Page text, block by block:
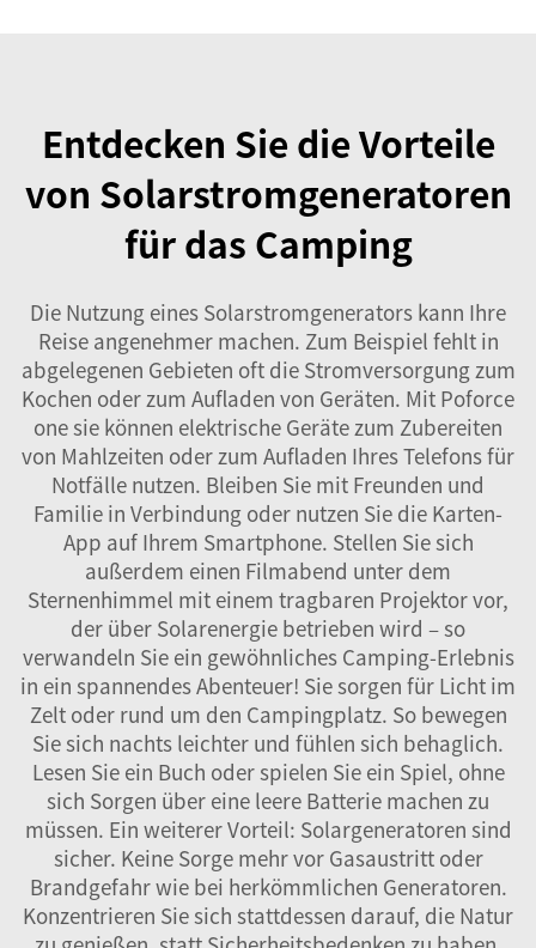
Entdecken Sie die Vorteile
von Solarstromgeneratoren
für das Camping
Die Nutzung eines Solarstromgenerators kann Ihre
Reise angenehmer machen. Zum Beispiel fehlt in
abgelegenen Gebieten oft die Stromversorgung zum
Kochen oder zum Aufladen von Geräten. Mit Poforce
onesie können elektrische Geräte zum Zubereiten
von Mahlzeiten oder zum Aufladen Ihres Telefons für
Notfälle nutzen. Bleiben Sie mit Freunden und
Familie in Verbindung oder nutzen Sie die Karten-
App auf Ihrem Smartphone. Stellen Sie sich
außerdem einen Filmabend unter dem
Sternenhimmel mit einem tragbaren Projektor vor,
der über Solarenergie betrieben wird – so
verwandeln Sie ein gewöhnliches Camping-Erlebnis
in ein spannendes Abenteuer! Sie sorgen für Licht im
Zelt oder rund um den Campingplatz. So bewegen
Sie sich nachts leichter und fühlen sich behaglich.
Lesen Sie ein Buch oder spielen Sie ein Spiel, ohne
sich Sorgen über eine leere Batterie machen zu
müssen. Ein weiterer Vorteil: Solargeneratoren sind
sicher. Keine Sorge mehr vor Gasaustritt oder
Brandgefahr wie bei herkömmlichen Generatoren.
Konzentrieren Sie sich stattdessen darauf, die Natur